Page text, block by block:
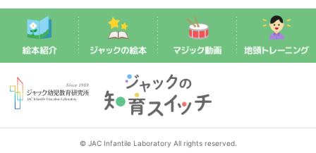
© JAC Infantile Laboratory All rights reserved.